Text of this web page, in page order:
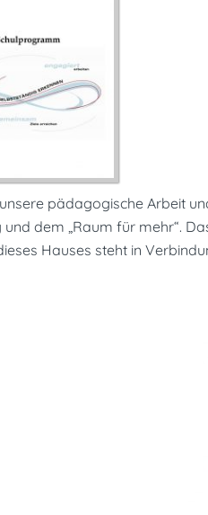
pädagogische Arbeit
dem „Raum für mehr“.
Hauses steht in